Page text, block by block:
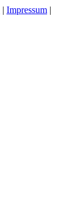
| Impressum |